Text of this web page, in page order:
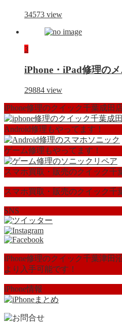
34573 view
3
iPhone・iPad修理の
29884 view
iPhone修理のクイック千葉成田
Android修理もやってます！
ゲーム修理もやってます！
スマホ買取・販売のクイック千
スマホ買取・販売のクイック千
SNS
iPhone修理のクイック千葉津田
より入手可能です！
iPhone情報